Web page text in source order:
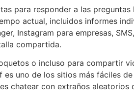
para responder a las preguntas
actual, incluidos informes
Instagram para empresas,
compartida.
o incluso para compartir
uno de los sitios más fáciles
chatear con extraños aleatorios